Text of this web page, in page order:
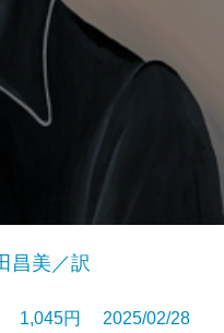
昌美／訳
1,045円 2025/02/28